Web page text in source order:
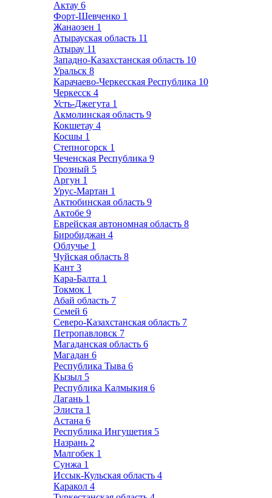
Актау 6
Форт-Шевченко 1
Жанаозен 1
Атырауская область 11
Атырау 11
Западно-Казахстанская область 10
Уральск 8
Карачаево-Черкесская Республика 10
Черкесск 4
Усть-Джегута 1
Акмолинская область 9
Кокшетау 4
Косшы 1
Степногорск 1
Чеченская Республика 9
Грозный 5
Аргун 1
Урус-Мартан 1
Актюбинская область 9
Актобе 9
Еврейская автономная область 8
Биробиджан 4
Облучье 1
Чуйская область 8
Кант 3
Кара-Балта 1
Токмок 1
Абай область 7
Семей 6
Северо-Казахстанская область 7
Петропавловск 7
Магаданская область 6
Магадан 6
Республика Тыва 6
Кызыл 5
Республика Калмыкия 6
Лагань 1
Элиста 1
Астана 6
Республика Ингушетия 5
Назрань 2
Малгобек 1
Сунжа 1
Иссык-Кульская область 4
Каракол 4